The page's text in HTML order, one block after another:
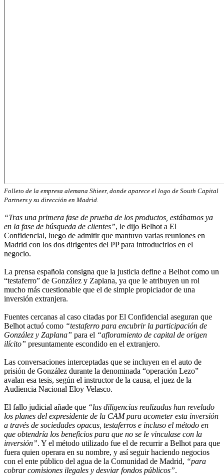
Folleto de la empresa alemana Shieer, donde aparece el logo de South Capital
Partners y su dirección en Madrid.
“Tras una primera fase de prueba de los productos, estábamos ya
en la fase de búsqueda de clientes”, le dijo Belhot a El
Confidencial, luego de admitir que mantuvo varias reuniones en
Madrid con los dos dirigentes del PP para introducirlos en el
negocio.
La prensa española consigna que la justicia define a Belhot como un
“testaferro” de González y Zaplana, ya que le atribuyen un rol
mucho más cuestionable que el de simple propiciador de una
inversión extranjera.
Fuentes cercanas al caso citadas por El Confidencial aseguran que
Belhot actuó como “testaferro para encubrir la participación de
González y Zaplana” para el “afloramiento de capital de origen
ilícito” presuntamente escondido en el extranjero.
Las conversaciones interceptadas que se incluyen en el auto de
prisión de González durante la denominada “operación Lezo”
avalan esa tesis, según el instructor de la causa, el juez de la
Audiencia Nacional Eloy Velasco.
El fallo judicial añade que “las diligencias realizadas han revelado
los planes del expresidente de la CAM para acometer esta inversión
a través de sociedades opacas, testaferros e incluso el método en
que obtendría los beneficios para que no se le vinculase con la
inversión”. Y el método utilizado fue el de recurrir a Belhot para que
fuera quien operara en su nombre, y así seguir haciendo negocios
con el ente público del agua de la Comunidad de Madrid, “para
cobrar comisiones ilegales y desviar fondos públicos”.